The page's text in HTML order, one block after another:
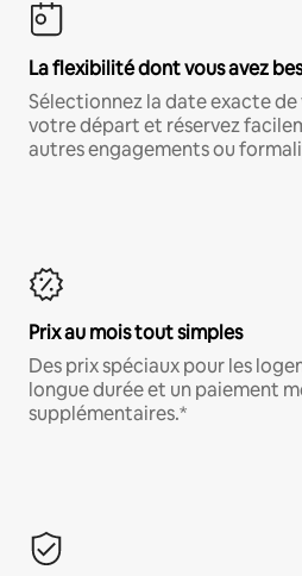
La flexibilité dont vous avez
Sélectionnez la date exacte
votre départ et réservez
autres engagements ou
Prix au mois tout simples
Des prix spéciaux pour les
longue durée et un paiement
supplémentaires.*